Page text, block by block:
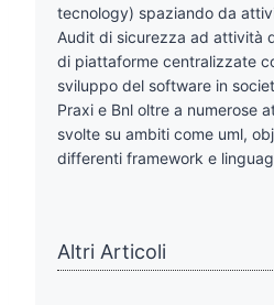
tecnology) spaziando da
Audit di sicurezza ad attività
di piattaforme centralizzate
sviluppo del software in
Praxi e Bnl oltre a numerose
svolte su ambiti come uml,
differenti framework e
Altri Articoli